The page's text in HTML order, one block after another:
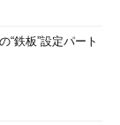
“鉄板”設定パート